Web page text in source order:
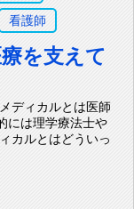
ウチシルベ
看護師
を支えて
ディカルとは医師
には理学療法士や
カルとはどういっ